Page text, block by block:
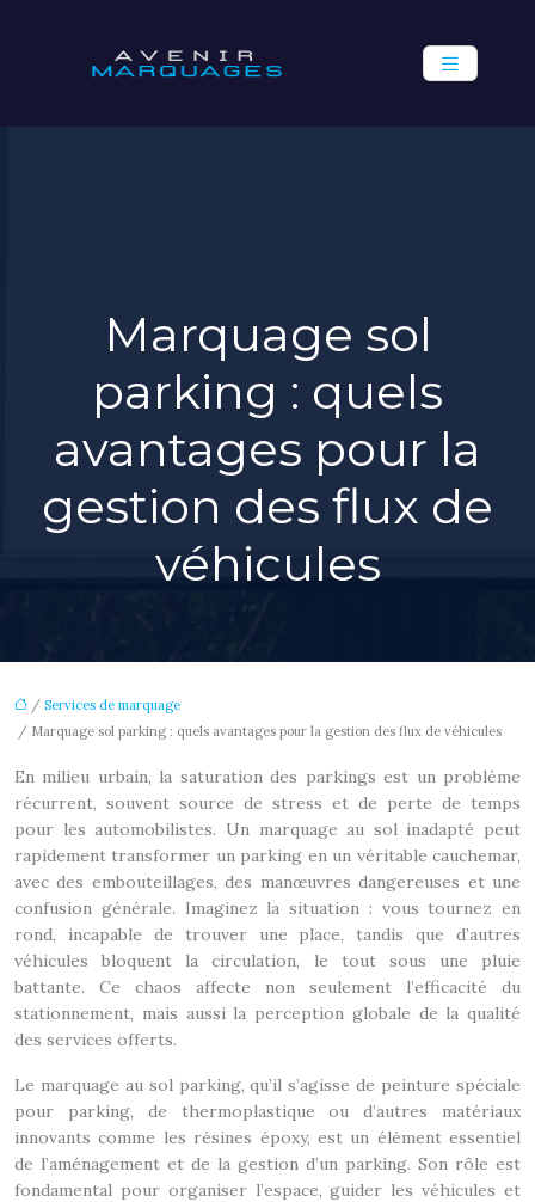
Marquage sol
parking : quels
avantages pour la
gestion des flux de
véhicules
/ Services de marquage
/ Marquage sol parking : quels avantages pour la gestion des flux de véhicules
En milieu urbain, la saturation des parkings est un problème
récurrent, souvent source de stress et de perte de temps
pour les automobilistes. Un marquage au sol inadapté peut
rapidement transformer un parking en un véritable cauchemar,
avec des embouteillages, des manœuvres dangereuses et une
confusion générale. Imaginez la situation : vous tournez en
rond, incapable de trouver une place, tandis que d’autres
véhicules bloquent la circulation, le tout sous une pluie
battante. Ce chaos affecte non seulement l’efficacité du
stationnement, mais aussi la perception globale de la qualité
des services offerts.
Le marquage au sol parking, qu’il s’agisse de peinture spéciale
pour parking, de thermoplastique ou d’autres matériaux
innovants comme les résines époxy, est un élément essentiel
de l’aménagement et de la gestion d’un parking. Son rôle est
fondamental pour organiser l’espace, guider les véhicules et